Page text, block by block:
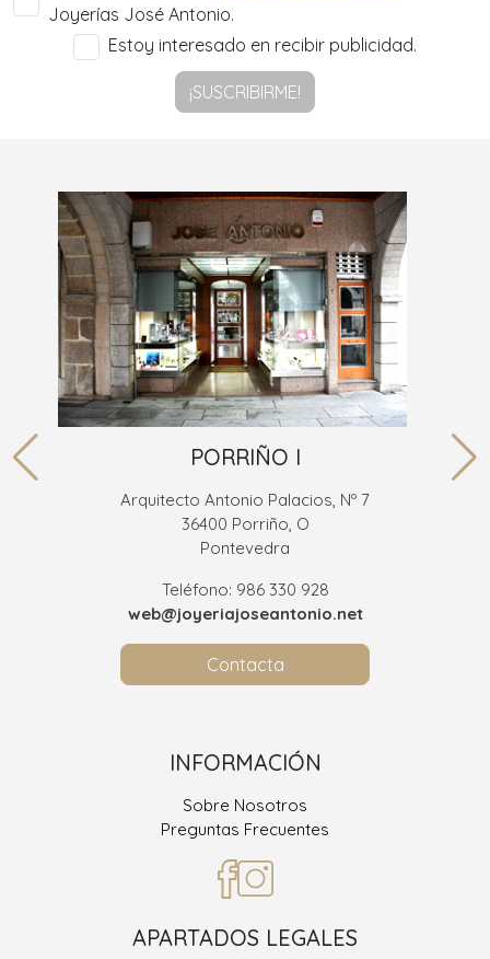
Joyerías José Antonio.
Estoy interesado en recibir publicidad.
¡SUSCRIBIRME!
PORRIÑO I
Arquitecto Antonio Palacios, Nº 7
36400 Porriño, O
Pontevedra
Teléfono: 986 330 928
web@joyeriajoseantonio.net
Contacta
INFORMACIÓN
Sobre Nosotros
Preguntas Frecuentes
APARTADOS LEGALES